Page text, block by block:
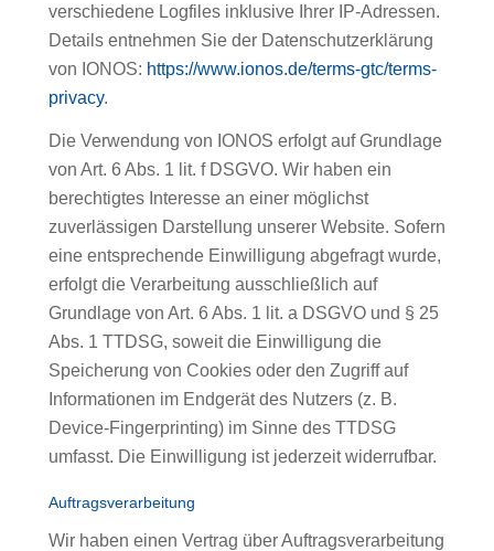
verschiedene Logfiles inklusive Ihrer IP-Adressen.
Details entnehmen Sie der Datenschutzerklärung
von IONOS: https://www.ionos.de/terms-gtc/terms-
privacy.
Die Verwendung von IONOS erfolgt auf Grundlage
von Art. 6 Abs. 1 lit. f DSGVO. Wir haben ein
berechtigtes Interesse an einer möglichst
zuverlässigen Darstellung unserer Website. Sofern
eine entsprechende Einwilligung abgefragt wurde,
erfolgt die Verarbeitung ausschließlich auf
Grundlage von Art. 6 Abs. 1 lit. a DSGVO und § 25
Abs. 1 TTDSG, soweit die Einwilligung die
Speicherung von Cookies oder den Zugriff auf
Informationen im Endgerät des Nutzers (z. B.
Device-Fingerprinting) im Sinne des TTDSG
umfasst. Die Einwilligung ist jederzeit widerrufbar.
Auftragsverarbeitung
Wir haben einen Vertrag über Auftragsverarbeitung